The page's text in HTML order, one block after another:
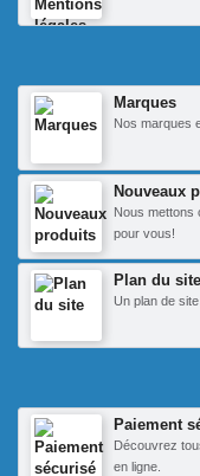
Marques
Nos marques
Nouveaux
Nous mettons
pour vous!
Plan du site
Un plan de
Paiement
Découvrez
en ligne.